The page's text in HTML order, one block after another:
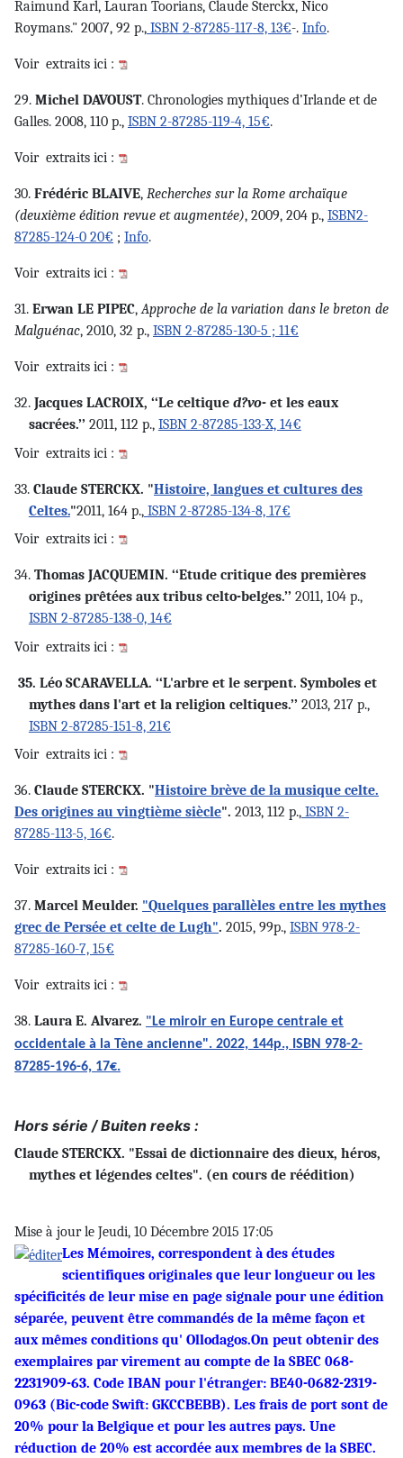
Raimund Karl, Lauran Toorians, Claude Sterckx, Nico
Roymans." 2007, 92 p., ISBN 2-87285-117-8, 13€-. Info.
Voir extraits ici :
29. Michel DAVOUST. Chronologies mythiques d’Irlande et de
Galles. 2008, 110 p., ISBN 2-87285-119-4, 15€.
Voir extraits ici :
30. Frédéric BLAIVE, Recherches sur la Rome archaïque
(deuxième édition revue et augmentée), 2009, 204 p., ISBN2-
87285-124-0 20€ ; Info.
Voir extraits ici :
31. Erwan LE PIPEC,Approche de la variation dans le breton de
Malguénac, 2010, 32 p., ISBN 2-87285-130-5 ; 11€
Voir extraits ici :
32. Jacques LACROIX, ‘‘Le celtique d?vo- et les eaux
sacrées.’’ 2011, 112 p., ISBN 2-87285-133-X, 14€
Voir extraits ici :
33. Claude STERCKX. "Histoire, langues et cultures des
Celtes."2011, 164 p.,ISBN 2-87285-134-8, 17€
Voir extraits ici :
34. Thomas JACQUEMIN. ‘‘Etude critique des premières
origines prêtées aux tribus celto-belges.’’ 2011, 104 p.,
ISBN 2-87285-138-0, 14€
Voir extraits ici :
35. Léo SCARAVELLA. ‘‘L'arbre et le serpent. Symboles et
mythes dans l'art et la religion celtiques.’’ 2013, 217 p.,
ISBN 2-87285-151-8, 21€
Voir extraits ici :
36. Claude STERCKX. "Histoire brève de la musique celte.
Des origines au vingtième siècle". 2013, 112 p., ISBN 2-
87285-113-5, 16€.
Voir extraits ici :
37. Marcel Meulder. "Quelques parallèles entre les mythes
grec de Persée et celte de Lugh". 2015, 99p., ISBN 978-2-
87285-160-7, 15€
Voir extraits ici :
38. Laura E. Alvarez. " Le miroir en Europe centrale et
occidentale à la Tène ancienne". 2022, 144p., ISBN 978-2-
87285-196-6, 17€.
Hors série / Buiten reeks :
Claude STERCKX. "Essai de dictionnaire des dieux, héros,
mythes et légendes celtes". (en cours de réédition)
Mise à jour le Jeudi, 10 Décembre 2015 17:05
Les Mémoires, correspondent à des études
scientifiques originales que leur longueur ou les
spécificités de leur mise en page signale pour une édition
séparée, peuvent être commandés de la même façon et
aux mêmes conditions qu' Ollodagos.On peut obtenir des
exemplaires par virement au compte de la SBEC 068-
2231909-63. Code IBAN pour l'étranger: BE40-0682-2319-
0963 (Bic-code Swift: GKCCBEBB). Les frais de port sont de
20% pour la Belgique et pour les autres pays. Une
réduction de 20% est accordée aux membres de la SBEC.